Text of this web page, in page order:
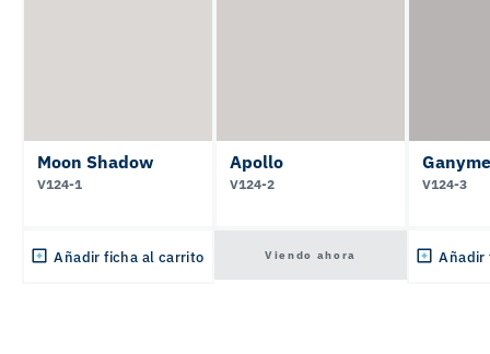
Moon Shadow
V124-1
Añadir ficha al carrito
Apollo
V124-2
Viendo ahora
V124-3
Añadir